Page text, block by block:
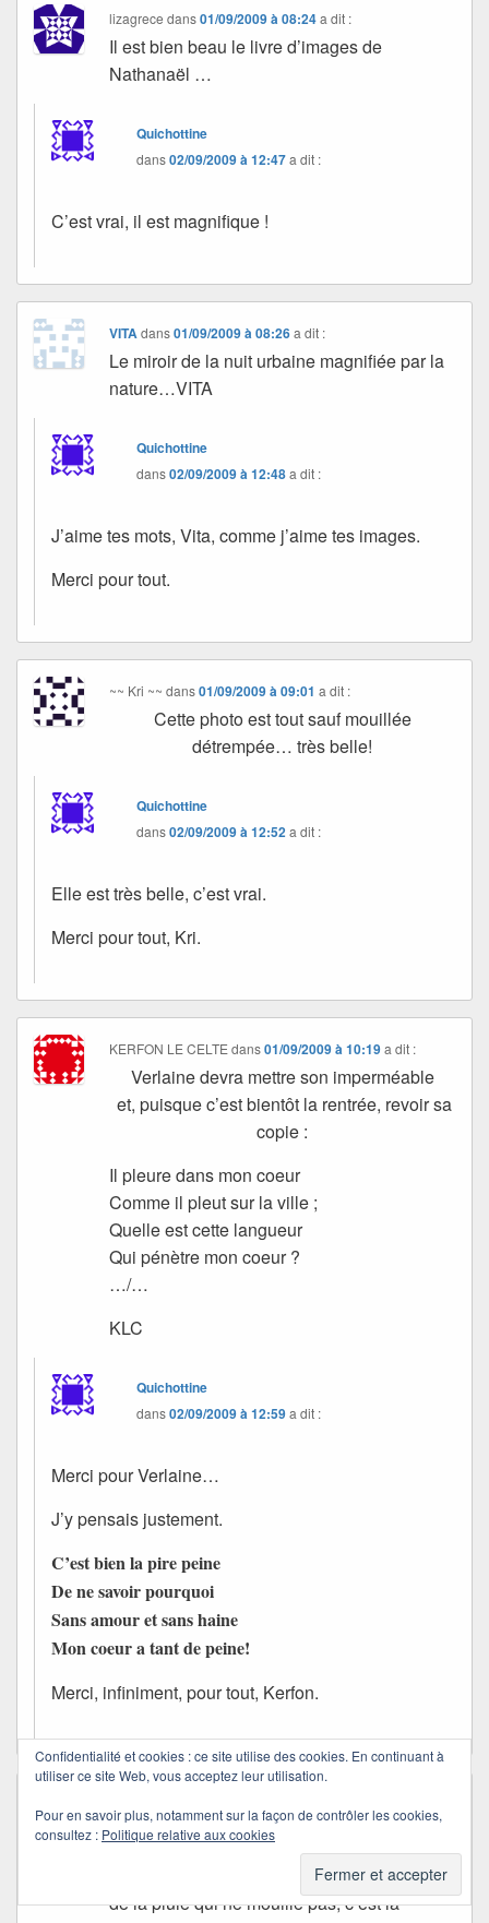
lizagrece dans01/09/2009 à 08:24 a dit :
Il est bien beau le livre d’images de
Nathanaël …
Quichottine
dans02/09/2009 à 12:47a dit :
C’est vrai, il est magnifique !
VITAdans01/09/2009 à 08:26 a dit :
Le miroir de la nuit urbaine magnifiée par la
nature…VITA
Quichottine
dans02/09/2009 à 12:48a dit :
J’aime tes mots, Vita, comme j’aime tes images.
Merci pour tout.
~~ Kri ~~ dans01/09/2009 à 09:01 a dit :
Cette photo est tout sauf mouillée
détrempée… très belle!
Quichottine
dans02/09/2009 à 12:52a dit :
Elle est très belle, c’est vrai.
Merci pour tout, Kri.
KERFON LE CELTE dans01/09/2009 à 10:19 a dit :
Verlaine devra mettre son imperméable
et, puisque c’est bientôt la rentrée, revoir sa
copie :
Il pleure dans mon coeur
Comme il pleut sur la ville ;
Quelle est cette langueur
Qui pénètre mon coeur ?
…/…
KLC
Quichottine
dans02/09/2009 à 12:59a dit :
Merci pour Verlaine…
J’y pensais justement.
C’est bien la pire peine
De ne savoir pourquoi
Sans amour et sans haine
Mon coeur a tant de peine!
Merci, infiniment, pour tout, Kerfon.
Salut Quiqui!
Ah! ENFIN quelqu’un qui partage mon idée
de la pluie qui ne mouille pas, c’est la
Confidentialité et cookies : ce site utilise des cookies. En continuant à
utiliser ce site Web, vous acceptez leur utilisation.
Pour en savoir plus, notamment sur la façon de contrôler les cookies,
consultez : Politique relative aux cookies